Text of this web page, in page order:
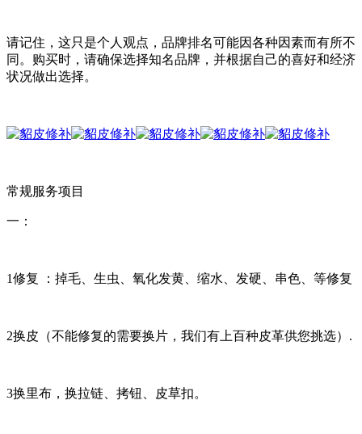
请记住，这只是个人观点，品牌排名可能因各种因素而有所不
同。购买时，请确保选择知名品牌，并根据自己的喜好和经济
状况做出选择。
常规服务项目
一：
1修复 ：掉毛、生虫、氧化发黄、缩水、发硬、串色、等修复
2换皮（不能修复的需要换片，我们有上百种皮革供您挑选）.
3换里布，换拉链、拷钮、皮草扣。